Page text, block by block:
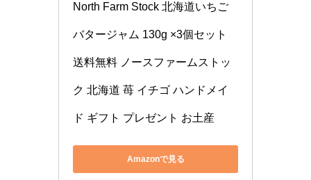
North Farm Stock 北海道いちご
バタージャム 130g ×3個セット
送料無料 ノースファームストッ
ク 北海道 苺 イチゴ ハンドメイ
ド ギフト プレゼント お土産
Amazonで見る